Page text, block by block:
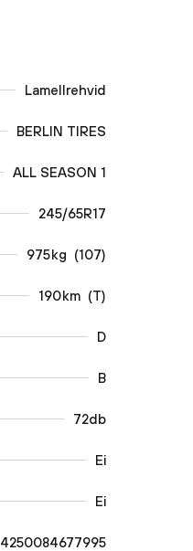
Lamellrehvid
BERLIN TIRES
ALL SEASON 1
245/65R17
975kg (107)
190km (T)
D
B
72db
Ei
Ei
4250084677995